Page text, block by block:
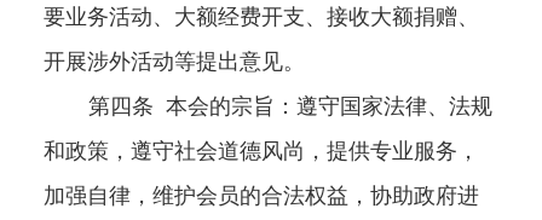
要业务活动、大额经费开支、接收大额捐赠、
开展涉外活动等提出意见。
第四条 本会的宗旨：遵守国家法律、法规
和政策，遵守社会道德风尚，提供专业服务，
加强自律，维护会员的合法权益，协助政府进